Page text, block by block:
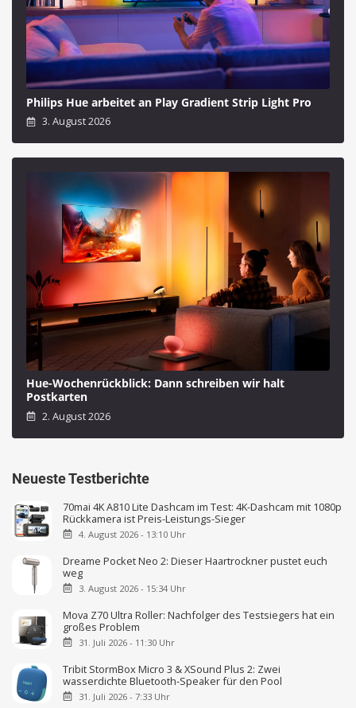
Philips Hue arbeitet an Play Gradient Strip Light Pro
3. August 2026
Hue-Wochenrückblick: Dann schreiben wir halt
Postkarten
2. August 2026
Neueste Testberichte
70mai 4K A810 Lite Dashcam im Test: 4K-Dashcam mit 1080p
Rückkamera ist Preis-Leistungs-Sieger
4. August 2026 - 13:10 Uhr
Dreame Pocket Neo 2: Dieser Haartrockner pustet euch
weg
3. August 2026 - 15:34 Uhr
Mova Z70 Ultra Roller: Nachfolger des Testsiegers hat ein
großes Problem
31. Juli 2026 - 11:30 Uhr
Tribit StormBox Micro 3 & XSound Plus 2: Zwei
wasserdichte Bluetooth-Speaker für den Pool
31. Juli 2026 - 7:33 Uhr